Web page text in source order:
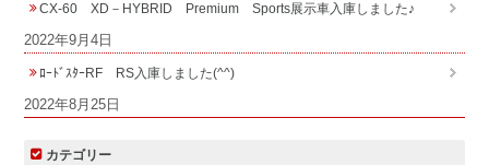
CX-60 XD－HYBRID Premium Sports展示車入庫しました♪
2022年9月4日
ﾛｰﾄﾞｽﾀｰRF RS入庫しました(^^)
2022年8月25日
カテゴリー